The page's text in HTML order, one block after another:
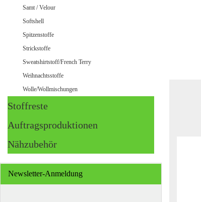
Samt / Velour
Softshell
Spitzenstoffe
Strickstoffe
Sweatshirtstoff/French Terry
Weihnachtsstoffe
Wolle/Wollmischungen
Stoffreste
Auftragsproduktionen
Nähzubehör
Newsletter-Anmeldung